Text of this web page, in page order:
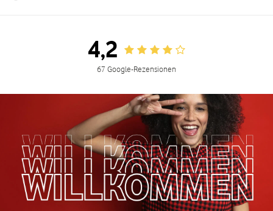
4,2 Rating 4.2
67 Google-Rezensionen